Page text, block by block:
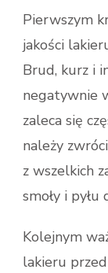
Pierwszym
jakości
Brud, kurz i
negatywnie
zaleca się
należy
z wszelkich
smoły i
Kolejnym
lakieru